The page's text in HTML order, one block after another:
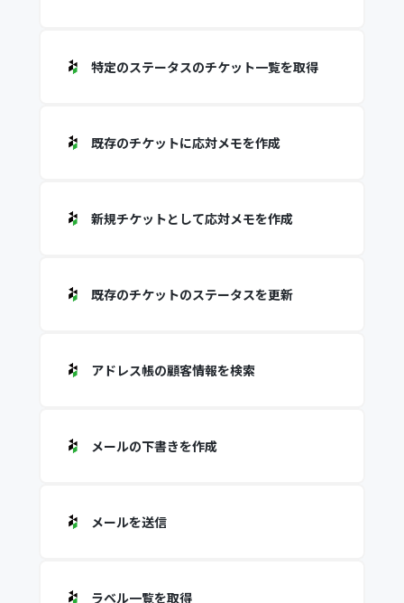
特定のステータスのチケット一覧を取得
既存のチケットに応対メモを作成
新規チケットとして応対メモを作成
既存のチケットのステータスを更新
アドレス帳の顧客情報を検索
メールの下書きを作成
メールを送信
ラベル一覧を取得